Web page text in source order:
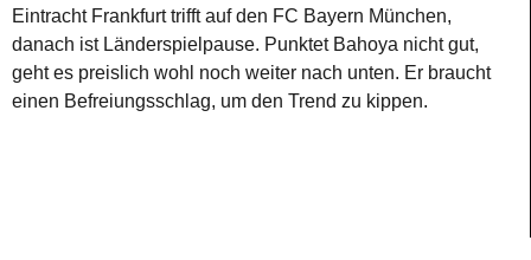
Eintracht Frankfurt trifft auf den FC Bayern München,
danach ist Länderspielpause. Punktet Bahoya nicht gut,
geht es preislich wohl noch weiter nach unten. Er braucht
einen Befreiungsschlag, um den Trend zu kippen.